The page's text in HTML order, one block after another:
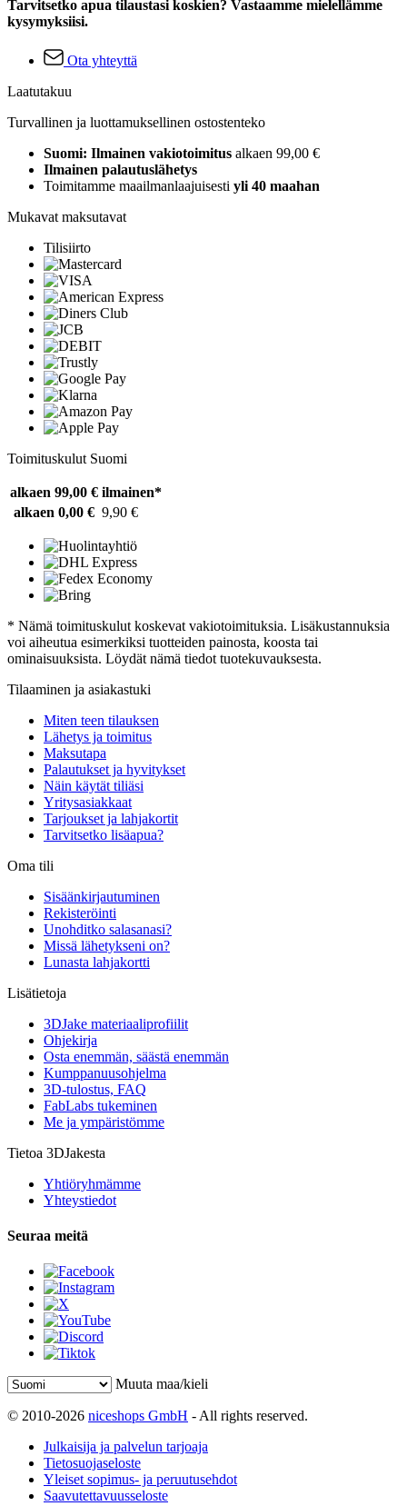
Tarvitsetko apua tilaustasi koskien? Vastaamme mielellämme
kysymyksiisi.
Ota yhteyttä
Laatutakuu
Turvallinen ja luottamuksellinen ostostenteko
Suomi: Ilmainen vakiotoimitus alkaen 99,00 €
Ilmainen palautuslähetys
Toimitamme maailmanlaajuisesti yli 40 maahan
Mukavat maksutavat
Tilisiirto
Toimituskulut Suomi
alkaen 99,00 € ilmainen*
alkaen 0,00 € 9,90 €
* Nämä toimituskulut koskevat vakiotoimituksia. Lisäkustannuksia
voi aiheutua esimerkiksi tuotteiden painosta, koosta tai
ominaisuuksista. Löydät nämä tiedot tuotekuvauksesta.
Tilaaminen ja asiakastuki
Miten teen tilauksen
Lähetys ja toimitus
Maksutapa
Palautukset ja hyvitykset
Näin käytät tiliäsi
Yritysasiakkaat
Tarjoukset ja lahjakortit
Tarvitsetko lisäapua?
Oma tili
Sisäänkirjautuminen
Rekisteröinti
Unohditko salasanasi?
Missä lähetykseni on?
Lunasta lahjakortti
Lisätietoja
3DJake materiaaliprofiilit
Ohjekirja
Osta enemmän, säästä enemmän
Kumppanuusohjelma
3D-tulostus, FAQ
FabLabs tukeminen
Me ja ympäristömme
Tietoa 3DJakesta
Yhtiöryhmämme
Yhteystiedot
Seuraa meitä
Muuta maa/kieli
© 2010-2026 niceshops GmbH - All rights reserved.
Julkaisija ja palvelun tarjoaja
Tietosuojaseloste
Yleiset sopimus- ja peruutusehdot
Saavutettavuusseloste